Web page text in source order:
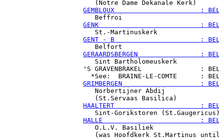
GEMBLOUX                      :
GENK                          :
GENT - B                      :
GERAARDSBERGEN                :
Sint Bartholomeuskerk
'S GRAVENBRAKEL               :
GRIMBERGEN                    :
Norbertijner Abdij
HAALTERT                      :
HALLE                         :
O.L.V. Basiliek